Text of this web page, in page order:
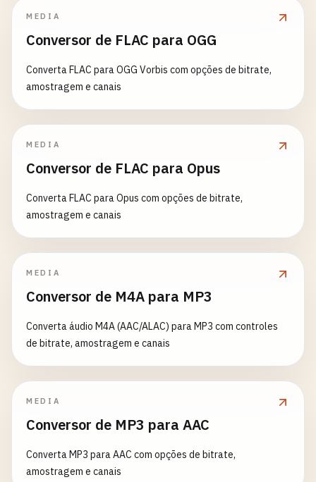
MEDIA
Conversor de FLAC para OGG
Converta FLAC para OGG Vorbis com opções de bitrate,
amostragem e canais
MEDIA
Conversor de FLAC para Opus
Converta FLAC para Opus com opções de bitrate,
amostragem e canais
MEDIA
Conversor de M4A para MP3
Converta áudio M4A (AAC/ALAC) para MP3 com controles
de bitrate, amostragem e canais
MEDIA
Conversor de MP3 para AAC
Converta MP3 para AAC com opções de bitrate,
amostragem e canais